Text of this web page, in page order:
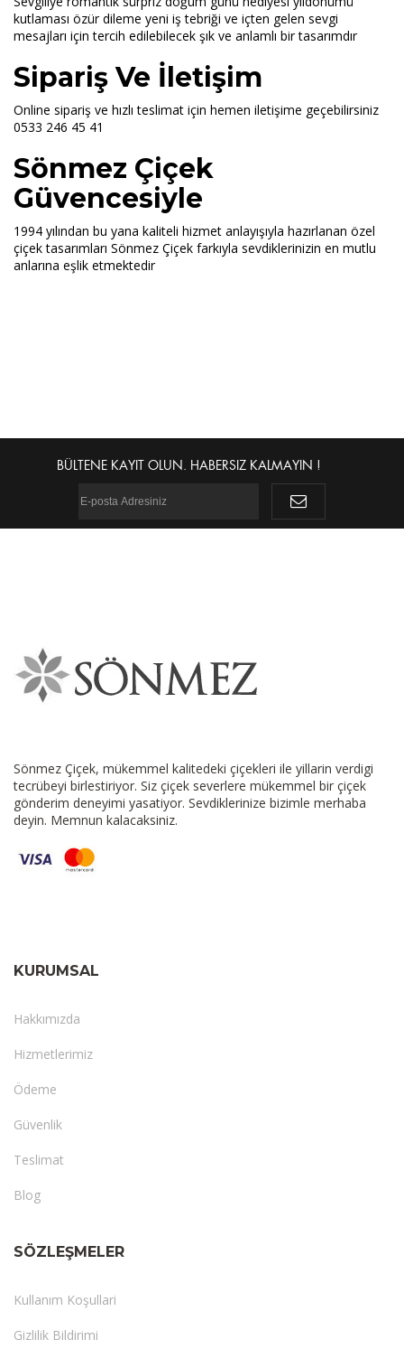
kutlaması özür dileme yeni iş tebriği ve içten gelen sevgi
mesajları için tercih edilebilecek şık ve anlamlı bir tasarımdır
Sipariş Ve İletişim
Online sipariş ve hızlı teslimat için hemen iletişime geçebilirsiniz
0533 246 45 41
Sönmez Çiçek
Güvencesiyle
1994 yılından bu yana kaliteli hizmet anlayışıyla hazırlanan özel
çiçek tasarımları Sönmez Çiçek farkıyla sevdiklerinizin en mutlu
anlarına eşlik etmektedir
BÜLTENE KAYIT OLUN. HABERSIZ KALMAYIN !
Sönmez Çiçek, mükemmel kalitedeki çiçekleri ile yillarin verdigi
tecrübeyi birlestiriyor. Siz çiçek severlere mükemmel bir çiçek
gönderim deneyimi yasatiyor. Sevdiklerinize bizimle merhaba
deyin. Memnun kalacaksiniz.
KURUMSAL
Hakkımızda
Hizmetlerimiz
Ödeme
Güvenlik
Teslimat
Blog
SÖZLEŞMELER
Kullanım Koşullari
Gizlilik Bildirimi